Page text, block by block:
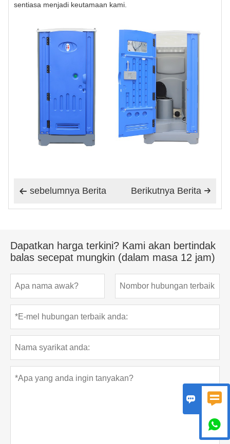
sentiasa menjadi keutamaan kami.
 sebelumnya Berita 
Berikutnya Berita
Dapatkan harga terkini? Kami akan bertindak
balas secepat mungkin (dalam masa 12 jam)
 
